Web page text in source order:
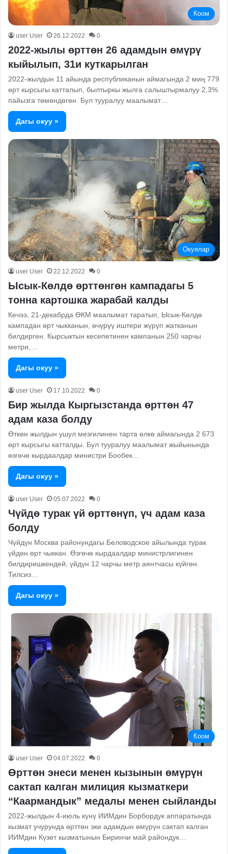
Коом
user User 26.12.2022 0
2022-жылы өрттөн 26 адамдын өмүрү
кыйылып, 31и куткарылган
2022-жылдын 11 айында республиканын аймагында 2 миң 779
өрт кырсыгы катталып, былтыркы жылга салыштырмалуу 2,3%
пайызга төмөндөгөн. Бул тууралуу маалымат…
Дагы окуу »
Окуялар
user User 22.12.2022 0
Ысык-Көлдө өрттөнгөн кампадагы 5
тонна картошка жарабай калды
Кечээ, 21-декабрда ӨКМ маалымат таратып, Ысык-Көлдө
кампадан өрт чыкканын, өчүрүү иштери жүрүп жатканын
билдирген. Кырсыктын кесепетинен кампанын 250 чарчы
метри,…
Дагы окуу »
user User 17.10.2022 0
Бир жылда Кыргызстанда өрттөн 47
адам каза болду
Өткөн жылдын ушул мезгилинен тарта өлкө аймагында 2 673
өрт кырсыгы катталды. Бул тууралуу маалымат жыйынында
өзгөчө кырдаалдар министри Бообек…
Дагы окуу »
user User 05.07.2022 0
Чүйдө турак үй өрттөнүп, үч адам каза
болду
Чүйдүн Москва районундагы Беловодское айылында турак
үйдөн өрт чыккан. Өзгөчө кырдаалдар министрлигинен
билдиришкендей, үйдүн 12 чарчы метр аянтчасы күйгөн.
Тилсиз…
Дагы окуу »
Коом
user User 04.07.2022 0
Өрттөн энеси менен кызынын өмүрүн
сактап калган милиция кызматкери
“Каармандык” медалы менен сыйланды
2022-жылдын 4-июль күнү ИИМдин Борбордук аппаратында
кызмат учурунда өрттөн эки адамдын өмүрүн сактап калган
ИИМдин Күзөт кызматынын Биринчи май райондук…